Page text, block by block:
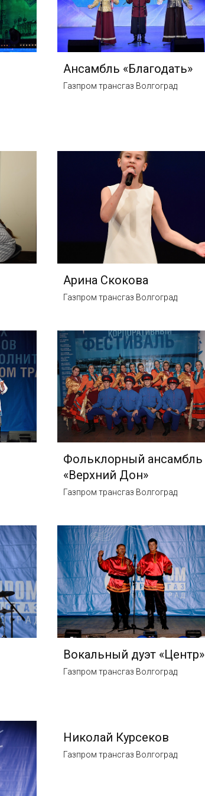
Ансамбль «Благодать»
Газпром трансгаз Волгоград
Арина Скокова
Газпром трансгаз Волгоград
Фольклорный ансамбль
«Верхний Дон»
Газпром трансгаз Волгоград
Вокальный дуэт «Центр»
Газпром трансгаз Волгоград
Николай Курсеков
Газпром трансгаз Волгоград